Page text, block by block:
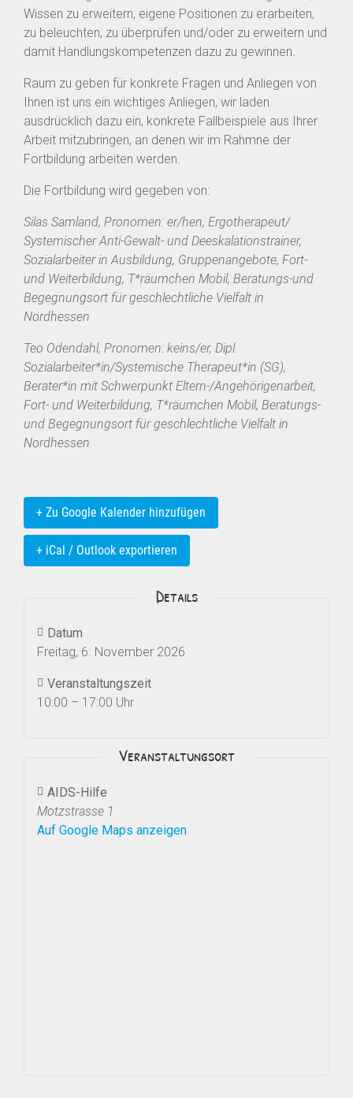
Wissen zu erweitern, eigene Positionen zu erarbeiten,
zu beleuchten, zu überprüfen und/oder zu erweitern und
damit Handlungskompetenzen dazu zu gewinnen.
Raum zu geben für konkrete Fragen und Anliegen von
Ihnen ist uns ein wichtiges Anliegen, wir laden
ausdrücklich dazu ein, konkrete Fallbeispiele aus Ihrer
Arbeit mitzubringen, an denen wir im Rahmne der
Fortbildung arbeiten werden.
Die Fortbildung wird gegeben von:
Silas Samland, Pronomen: er/hen, Ergotherapeut/
Systemischer Anti-Gewalt- und Deeskalationstrainer,
Sozialarbeiter in Ausbildung, Gruppenangebote, Fort-
und Weiterbildung, T*räumchen Mobil, Beratungs-und
Begegnungsort für geschlechtliche Vielfalt in
Nordhessen
Teo Odendahl, Pronomen: keins/er, Dipl.
Sozialarbeiter*in/Systemische Therapeut*in (SG),
Berater*in mit Schwerpunkt Eltern-/Angehörigenarbeit,
Fort- und Weiterbildung, T*räumchen Mobil, Beratungs-
und Begegnungsort für geschlechtliche Vielfalt in
Nordhessen
+ Zu Google Kalender hinzufügen
+ iCal / Outlook exportieren
Details
Datum
Freitag, 6. November 2026
Veranstaltungszeit
10:00 – 17:00 Uhr
Veranstaltungsort
AIDS-Hilfe
Motzstrasse 1
Auf Google Maps anzeigen